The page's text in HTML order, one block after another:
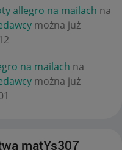
allegro na mailach na
można już
na mailach na
można już
matYs307